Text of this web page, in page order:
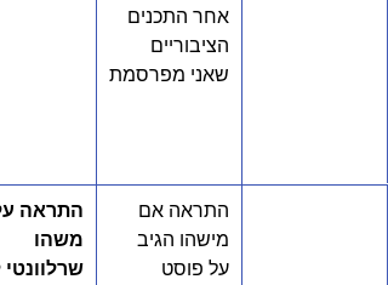
אחר התכנים
הציבוריים
שאני מפרסמת
התראה אם
מישהו הגיב
על פוסט
התראה
משהו